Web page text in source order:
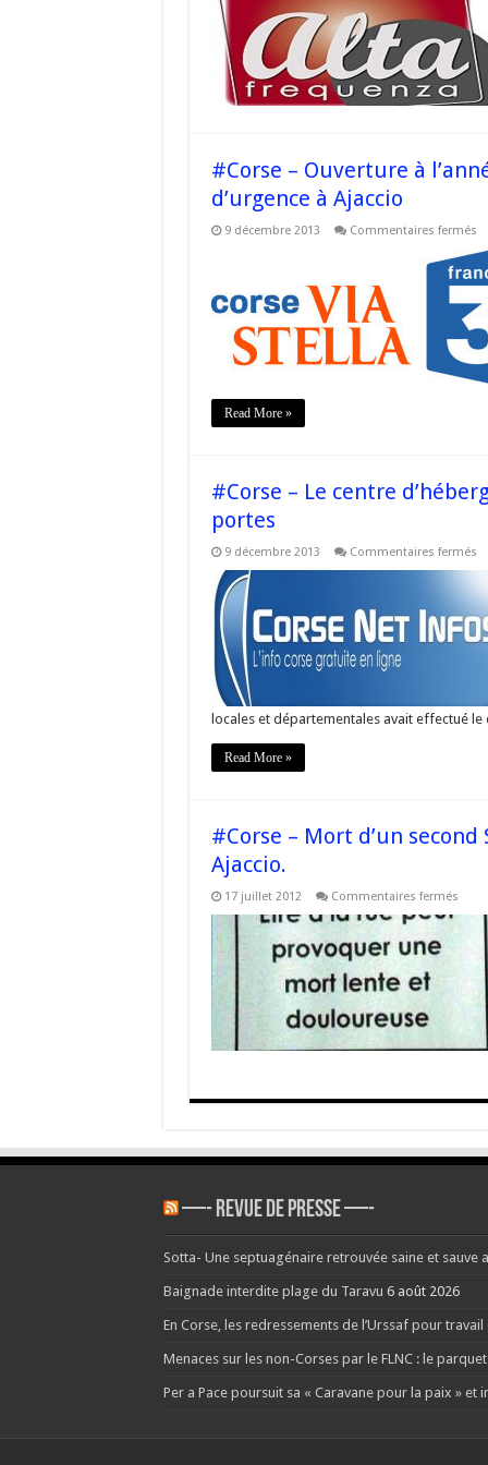
à
#Corse – Ouverture à
d’urgence à Ajaccio
9 décembre 2013 Commentaires ferméssur
–
à
à
Read More »
#Corse – Le centre
portes
9 décembre 2013 Commentaires ferméssur
locales et départementales avait effectué le
Read More »
#Corse – Mort d’un
Ajaccio.
17 juillet 2012 Commentaires ferméssur
moins
jours
—- REVUE DE PRESSE —-
Sotta- Une septuagénaire retrouvée saine et sauve
Baignade interdite plage du Taravu 6 août 2026
En Corse, les redressements de l’Urssaf pour
Menaces sur les non-Corses par le FLNC : le
Per a Pace poursuit sa « Caravane pour la paix »